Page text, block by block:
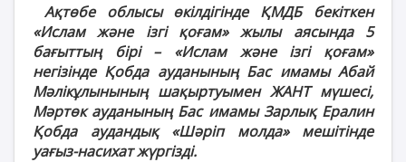
Ақтөбе облысы өкілдігінде ҚМДБ бекіткен
«Ислам және ізгі қоғам» жылы аясында 5
бағыттың бірі – «Ислам және ізгі қоғам»
негізінде Қобда ауданының Бас имамы Абай
Мәлікұлынының шақыртуымен ЖАНТ мүшесі,
Мәртөк ауданының Бас имамы Зарлық Ералин
Қобда аудандық «Шәріп молда» мешітінде
уағыз-насихат жүргізді.